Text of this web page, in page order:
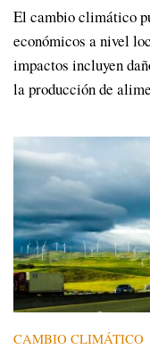
El cambio climático
económicos a nivel
impactos incluyen
la producción de
CAMBIO CLIMÁTICO